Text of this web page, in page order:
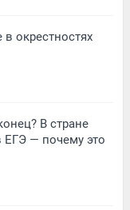
окрестностях
В стране
ЕГЭ — почему это